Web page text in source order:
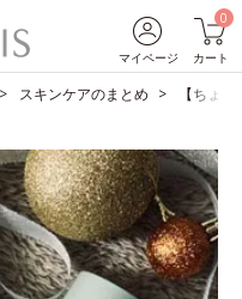
マイページ
0
カート
スキンケアのまとめ 【ちょ